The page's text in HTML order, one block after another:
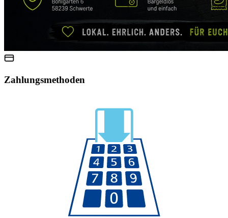
Zahlungsmethoden